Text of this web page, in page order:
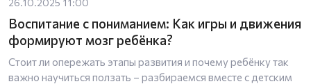
Воспитание с пониманием: Как игры и движения
формируют мозг ребёнка?
Стоит ли опережать этапы развития и почему ребёнку так
важно научиться ползать – разбираемся вместе с детским